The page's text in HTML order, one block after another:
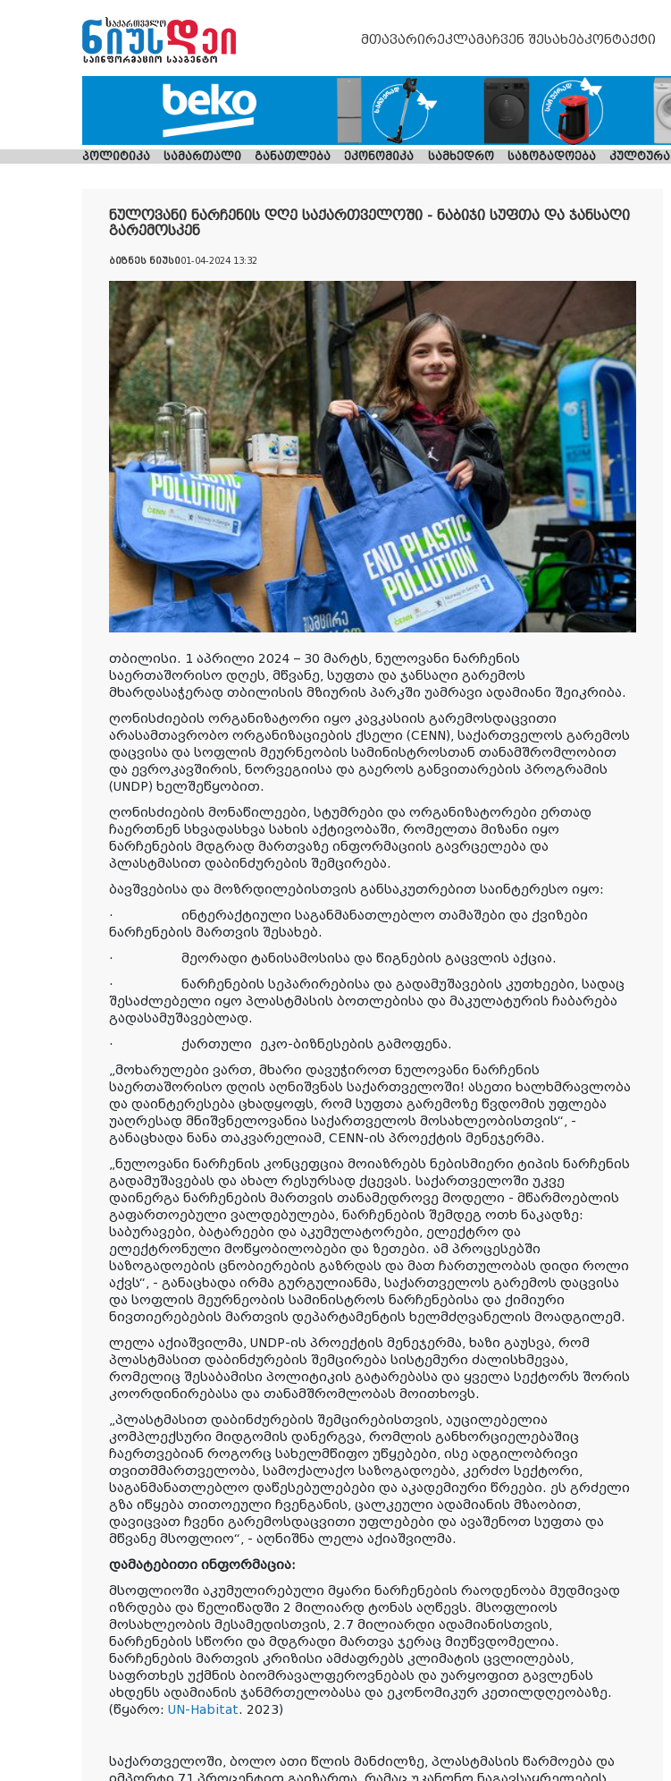
მთავარირეკლამაჩვენ შესახებკონტაქტი
პოლიტიკა სამართალი განათლება ეკონომიკა სამხედრო საზოგადოება კულტურა
ნულოვანი ნარჩენის დღე საქართველოში - ნაბიჯი სუფთა და ჯანსაღი
გარემოსკენ
ბიზნეს ნიუსი01-04-2024 13:32
თბილისი. 1 აპრილი 2024 – 30 მარტს, ნულოვანი ნარჩენის
საერთაშორისო დღეს, მწვანე, სუფთა და ჯანსაღი გარემოს
მხარდასაჭერად თბილისის მზიურის პარკში უამრავი ადამიანი შეიკრიბა.
ღონისძიების ორგანიზატორი იყო კავკასიის გარემოსდაცვითი
არასამთავრობო ორგანიზაციების ქსელი (CENN), საქართველოს გარემოს
დაცვისა და სოფლის მეურნეობის სამინისტროსთან თანამშრომლობით
და ევროკავშირის, ნორვეგიისა და გაეროს განვითარების პროგრამის
(UNDP) ხელშეწყობით.
ღონისძიების მონაწილეები, სტუმრები და ორგანიზატორები ერთად
ჩაერთნენ სხვადასხვა სახის აქტივობაში, რომელთა მიზანი იყო
ნარჩენების მდგრად მართვაზე ინფორმაციის გავრცელება და
პლასტმასით დაბინძურების შემცირება.
ბავშვებისა და მოზრდილებისთვის განსაკუთრებით საინტერესო იყო:
·
ინტერაქტიული საგანმანათლებლო თამაშები და ქვიზები
ნარჩენების მართვის შესახებ.
·
მეორადი ტანისამოსისა და წიგნების გაცვლის აქცია.
·
ნარჩენების სეპარირებისა და გადამუშავების კუთხეები, სადაც
შესაძლებელი იყო პლასტმასის ბოთლებისა და მაკულატურის ჩაბარება
გადასამუშავებლად.
·
ქართული ეკო-ბიზნესების გამოფენა.
„მოხარულები ვართ, მხარი დავუჭიროთ ნულოვანი ნარჩენის
საერთაშორისო დღის აღნიშვნას საქართველოში! ასეთი ხალხმრავლობა
და დაინტერესება ცხადყოფს, რომ სუფთა გარემოზე წვდომის უფლება
უაღრესად მნიშვნელოვანია საქართველოს მოსახლეობისთვის“, -
განაცხადა ნანა თაკვარელიამ, CENN-ის პროექტის მენეჯერმა.
„ნულოვანი ნარჩენის კონცეფცია მოიაზრებს ნებისმიერი ტიპის ნარჩენის
გადამუშავებას და ახალ რესურსად ქცევას. საქართველოში უკვე
დაინერგა ნარჩენების მართვის თანამედროვე მოდელი - მწარმოებლის
გაფართოებული ვალდებულება, ნარჩენების შემდეგ ოთხ ნაკადზე:
საბურავები, ბატარეები და აკუმულატორები, ელექტრო და
ელექტრონული მოწყობილობები და ზეთები. ამ პროცესებში
საზოგადოების ცნობიერების გაზრდას და მათ ჩართულობას დიდი როლი
აქვს“, - განაცხადა ირმა გურგულიანმა, საქართველოს გარემოს დაცვისა
და სოფლის მეურნეობის სამინისტროს ნარჩენებისა და ქიმიური
ნივთიერებების მართვის დეპარტამენტის ხელმძღვანელის მოადგილემ.
ლელა აქიაშვილმა, UNDP-ის პროექტის მენეჯერმა, ხაზი გაუსვა, რომ
პლასტმასით დაბინძურების შემცირება სისტემური ძალისხმევაა,
რომელიც შესაბამისი პოლიტიკის გატარებასა და ყველა სექტორს შორის
კოორდინირებასა და თანამშრომლობას მოითხოვს.
„პლასტმასით დაბინძურების შემცირებისთვის, აუცილებელია
კომპლექსური მიდგომის დანერგვა, რომლის განხორციელებაშიც
ჩაერთვებიან როგორც სახელმწიფო უწყებები, ისე ადგილობრივი
თვითმმართველობა, სამოქალაქო საზოგადოება, კერძო სექტორი,
საგანმანათლებლო დაწესებულებები და აკადემიური წრეები. ეს გრძელი
გზა იწყება თითოეული ჩვენგანის, ცალკეული ადამიანის მზაობით,
დავიცვათ ჩვენი გარემოსდაცვითი უფლებები და ავაშენოთ სუფთა და
მწვანე მსოფლიო“, - აღნიშნა ლელა აქიაშვილმა.
დამატებითი ინფორმაცია:
მსოფლიოში აკუმულირებული მყარი ნარჩენების რაოდენობა მუდმივად
იზრდება და წელიწადში 2 მილიარდ ტონას აღწევს. მსოფლიოს
მოსახლეობის მესამედისთვის, 2.7 მილიარდი ადამიანისთვის,
ნარჩენების სწორი და მდგრადი მართვა ჯერაც მიუწვდომელია.
ნარჩენების მართვის კრიზისი ამძაფრებს კლიმატის ცვლილებას,
საფრთხეს უქმნის ბიომრავალფეროვნებას და უარყოფით გავლენას
ახდენს ადამიანის ჯანმრთელობასა და ეკონომიკურ კეთილდღეობაზე.
(წყარო: UN-Habitat. 2023)
საქართველოში, ბოლო ათი წლის მანძილზე, პლასტმასის წარმოება და